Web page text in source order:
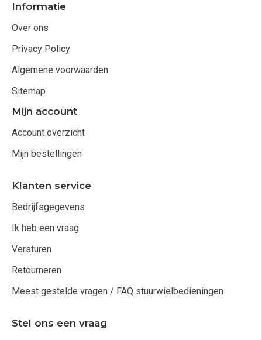
Informatie
Over ons
Privacy Policy
Algemene voorwaarden
Sitemap
Mijn account
Account overzicht
Mijn bestellingen
Klanten service
Bedrijfsgegevens
Ik heb een vraag
Versturen
Retourneren
Meest gestelde vragen / FAQ stuurwielbedieningen
Stel ons een vraag